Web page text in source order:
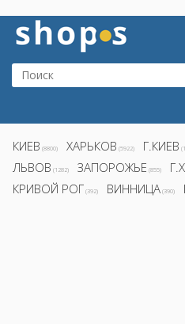
КИЕВ (8800) ХАРЬКОВ (5922) Г.КИЕВ
ЛЬВОВ (1282) ЗАПОРОЖЬЕ (855)
КРИВОЙ РОГ (392) ВИННИЦА (390)